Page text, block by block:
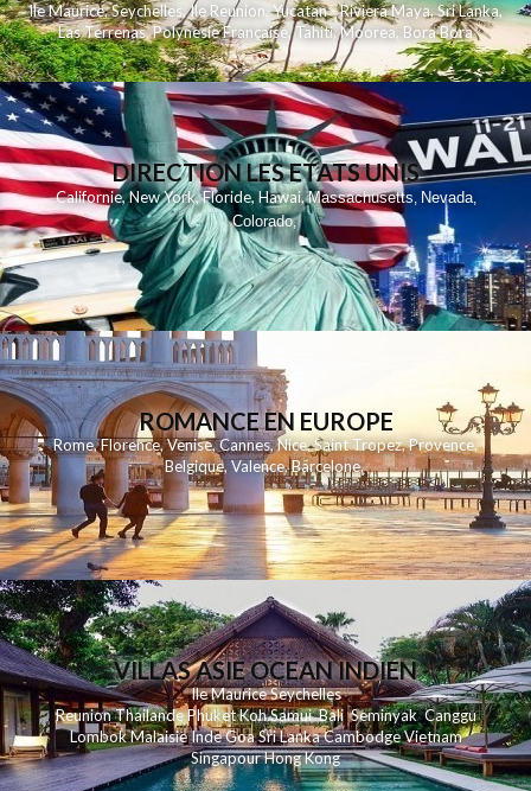
Ile Maurice,Seychelles,Ile Reunion ,Yucatan - Riviera Maya,Sri Lanka,
Las Terrenas,Polynesie Française,Tahiti,Moorea, Bora Bora
DIRECTION LES ETATS UNIS
Californie,New York,Floride,Hawai,Massachusetts, Nevada,
Colorado,
ROMANCE EN EUROPE
Rome,Florence,Venise,Cannes,Nice,Saint Tropez,Provence,
Belgique,Valence,Barcelone,
VILLAS ASIE OCEAN INDIEN
Ile MauriceSeychelles
ReunionThailandePhuketKohSamui Bali SeminyakCanggu
LombokMalaisieIndeGoaSri LankaCambodgeVietnam
SingapourHong Kong